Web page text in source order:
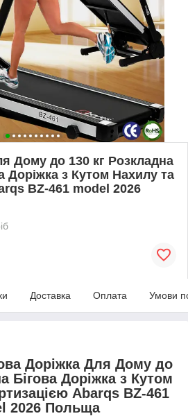
Дому до 130 кг Розкладна
Доріжка з Кутом Нахилу та
BZ-461 model 2026
Доставка Оплата Умови
Доріжка Для Дому до
Бігова Доріжка з Кутом
Abarqs BZ-461
2026 Польща